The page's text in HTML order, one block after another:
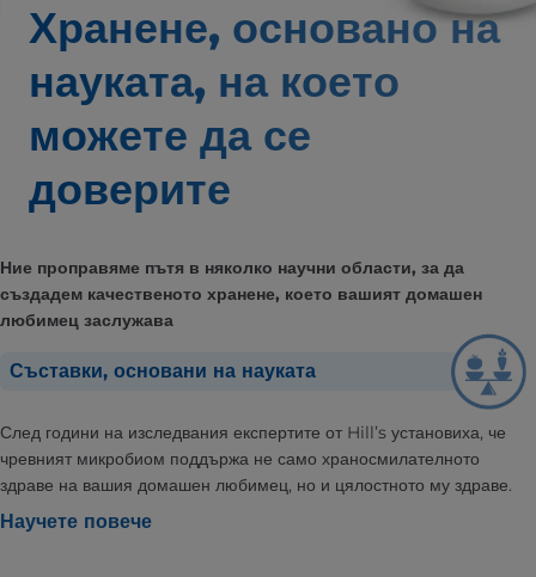
Хранене, основано на
науката, на което
можете да се
доверите
Ние проправяме пътя в няколко научни области, за да
създадем качественото хранене, което вашият домашен
любимец заслужава
Съставки, основани на науката
След години на изследвания експертите от Hill’s установиха, че
чревният микробиом поддържа не само храносмилателното
здраве на вашия домашен любимец, но и цялостното му здраве.
Научете повече